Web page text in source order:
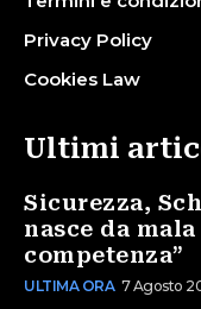
Privacy Policy
Cookies Law
Ultimi
Sicurezza,
nasce da
competenza”
ULTIMA ORA 7 Agosto